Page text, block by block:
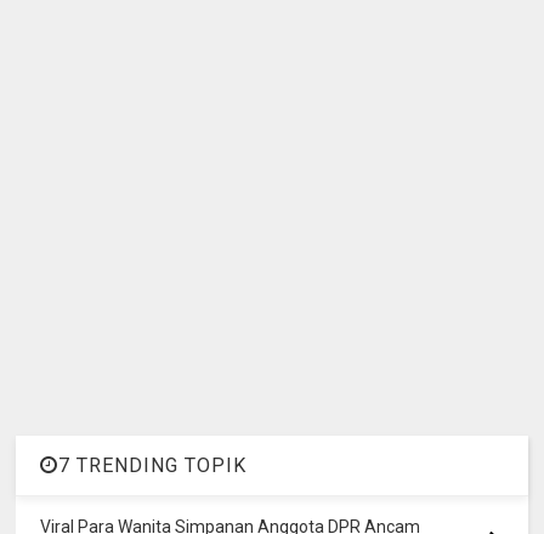
7 TRENDING TOPIK
Viral Para Wanita Simpanan Anggota DPR Ancam